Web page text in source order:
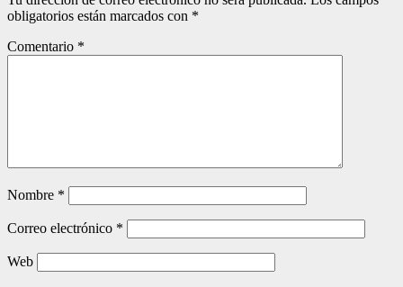
obligatorios están marcados con *
Comentario *
Nombre *
Correo electrónico *
Web